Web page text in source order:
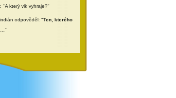
"A který vlk vyhraje?"
odpověděl: "Ten, kterého
"